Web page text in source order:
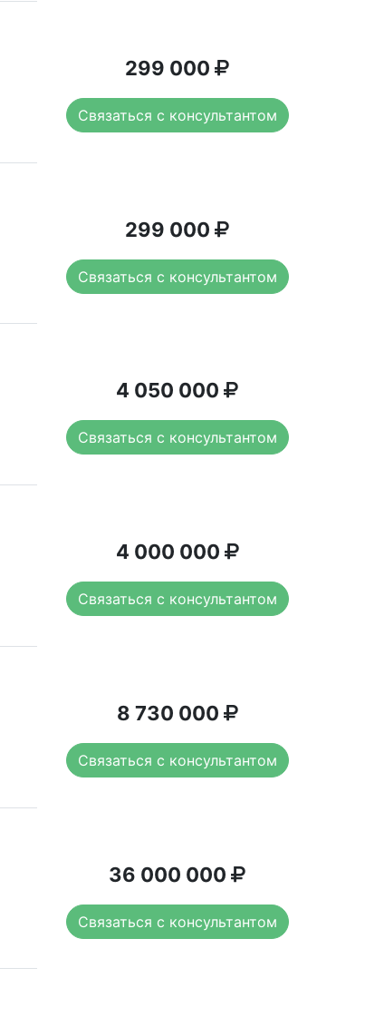
299 000
Связаться с консультантом
299 000
Связаться с консультантом
4 050 000
Связаться с консультантом
4 000 000
Связаться с консультантом
8 730 000
Связаться с консультантом
36 000 000
Связаться с консультантом